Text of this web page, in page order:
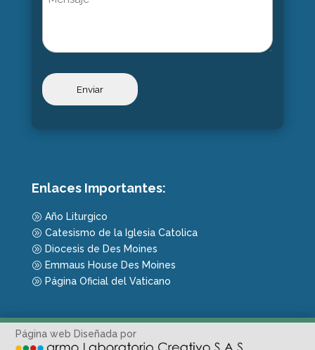
Enlaces Importantes:
A Año Liturgico
A Catesismo de la Iglesia Catolica
A Diocesis de Des Moines
A Emmaus House Des Moines
A Página Oficial del Vaticano
Página web Diseñada por